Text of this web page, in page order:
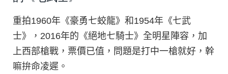
重拍1960年《豪勇七蛟龍》和1954年《七武
士》，2016年的《絕地七騎士》全明星陣容，加
上西部槍戰，票價已值，問題是打中一槍就好，幹
嘛拚命凌遲。